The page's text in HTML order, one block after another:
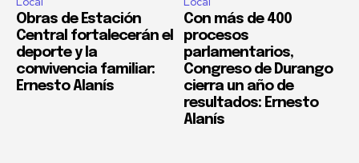
Obras de Estación
Central fortalecerán el
deporte y la
convivencia familiar:
Ernesto Alanís
Con más de 400
procesos
parlamentarios,
Congreso de Durango
cierra un año de
resultados: Ernesto
Alanís